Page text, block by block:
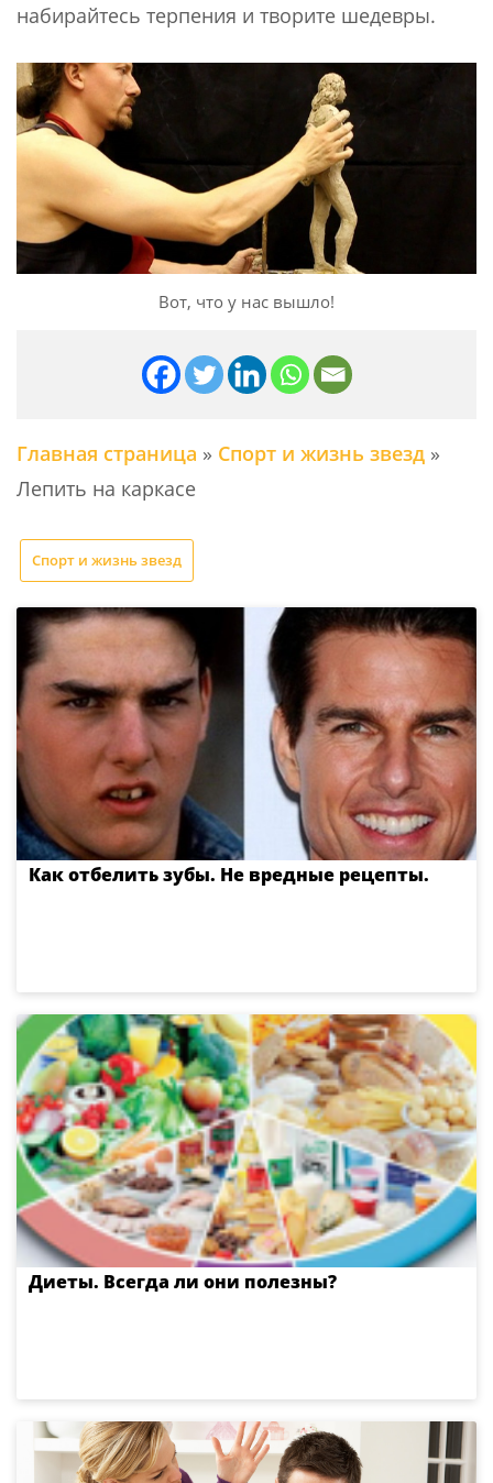
набирайтесь терпения и творите шедевры.
Вот, что у нас вышло!
Главная страница » Спорт и жизнь звезд »
Лепить на каркасе
Спорт и жизнь звезд
Как отбелить зубы. Не вредные рецепты.
Диеты. Всегда ли они полезны?